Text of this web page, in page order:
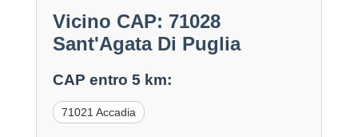
Vicino CAP: 71028
Sant'Agata Di Puglia
CAP entro 5 km:
71021 Accadia